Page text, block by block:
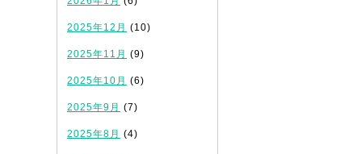
2025年12月 (10)
2025年11月 (9)
2025年10月 (6)
2025年9月 (7)
2025年8月 (4)